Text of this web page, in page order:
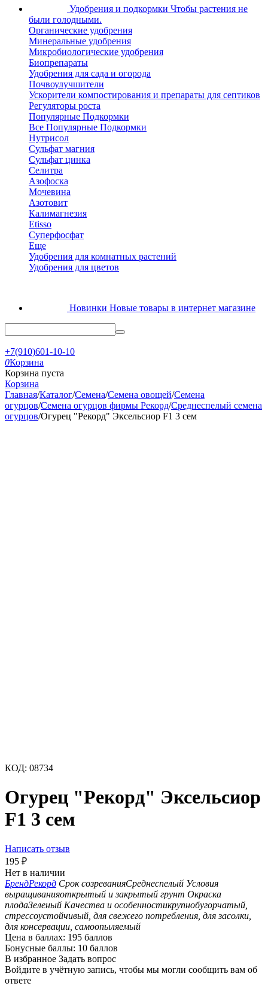
Удобрения и подкормки Чтобы растения не
были голодными.
Органические удобрения
Минеральные удобрения
Микробиологические удобрения
Биопрепараты
Удобрения для сада и огорода
Почвоулучшители
Ускорители компостирования и препараты для септиков
Регуляторы роста
Популярные Подкормки
Все Популярные Подкормки
Нутрисол
Сульфат магния
Сульфат цинка
Селитра
Азофоска
Мочевина
Азотовит
Калимагнезия
Etisso
Суперфосфат
Еще
Удобрения для комнатных растений
Удобрения для цветов
Новинки Новые товары в интернет магазине
+7(910)601-10-10
0Корзина
Корзина пуста
Корзина
Главная/Каталог/Семена/Семена овощей/Семена
огурцов/Семена огурцов фирмы Рекорд/Среднеспелый семена
огурцов/Огурец "Рекорд" Эксельсиор F1 3 сем
КОД: 08734
Огурец "Рекорд" Эксельсиор
F1 3 сем
Написать отзыв
195 ₽
Нет в наличии
БрендРекорд Срок созреванияСреднеспелый Условия
выращиванияоткрытый и закрытый грунт Окраска
плодаЗеленый Качества и особенностикрупнобугорчатый,
стрессоустойчивый, для свежего потребления, для засолки,
для консервации, самоопыляемый
Цена в баллах: 195 баллов
Бонусные баллы: 10 баллов
В избранное Задать вопрос
Войдите в учётную запись, чтобы мы могли сообщить вам об
ответе